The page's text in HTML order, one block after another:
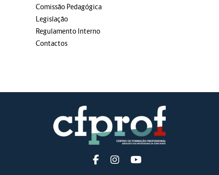
Comissão Pedagógica
Legislação
Regulamento Interno
Contactos